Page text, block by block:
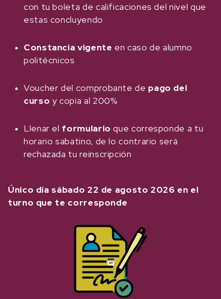
con tu boleta de calificaciones del nivel que
estas concluyendo
Constancia vigente en caso de alumno
politécnicos
Voucher del comprobante de pago del
curso y copia al 200%
Llenar el formulario que corresponde a tu
horario sabatino, de lo contrario será
rechazada tu reinscripción
Único día sábado 22 de agosto 2026 en el
turno que te corresponde